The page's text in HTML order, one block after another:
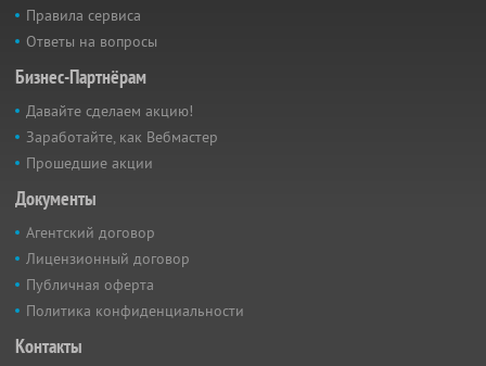
Правила сервиса
Ответы на вопросы
Бизнес-Партнёрам
Давайте сделаем акцию!
Заработайте, как Вебмастер
Прошедшие акции
Документы
Агентский договор
Лицензионный договор
Публичная оферта
Политика конфиденциальности
Контакты